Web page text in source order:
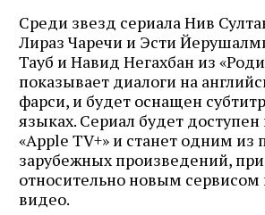
Среди звезд сериала Нив
Лираз Чаречи и Эсти
Тауб и Навид Негахбан из
показывает диалоги на
фарси, и будет оснащен
языках. Сериал будет
«Apple TV+» и станет одним из
зарубежных произведений,
относительно новым сервисом
видео.